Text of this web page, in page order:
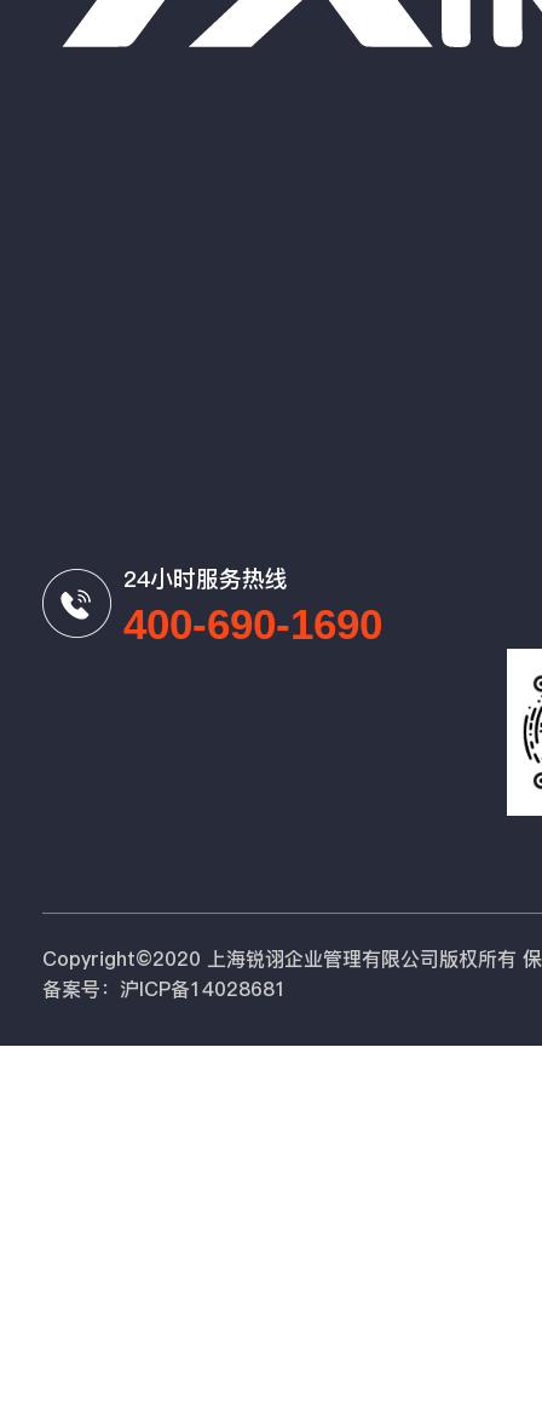
24小时服务热线
400-690-1690
Copyright©2020 上海锐诩企业管理有限公司版权所有
备案号：沪ICP备14028681